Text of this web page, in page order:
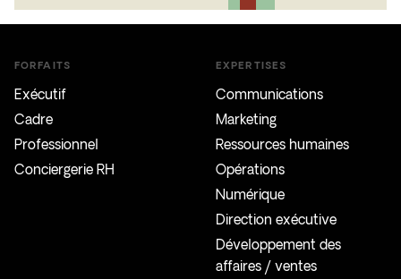
FORFAITS
Exécutif
Cadre
Professionnel
Conciergerie RH
EXPERTISES
Communications
Marketing
Ressources humaines
Opérations
Numérique
Direction exécutive
Développement des
affaires / ventes